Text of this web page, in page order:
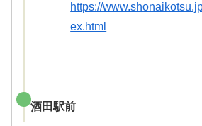
https://
ex.html
酒田駅前